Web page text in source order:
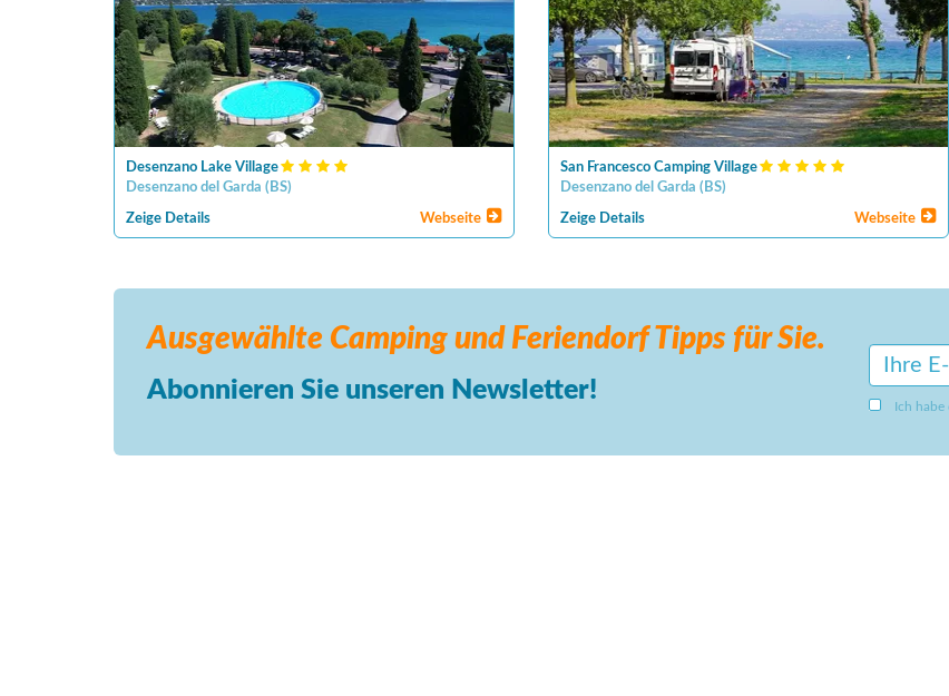
Desenzano Lake Village
Desenzano del Garda ( BS)
Zeige Details Webseite
San Francesco Camping Village
Desenzano del Garda ( BS)
Zeige Details Webseite
Ausgewählte Camping und FeriendorfTipps für Sie.
Abonnieren Sie unseren Newsletter!
Ich habe